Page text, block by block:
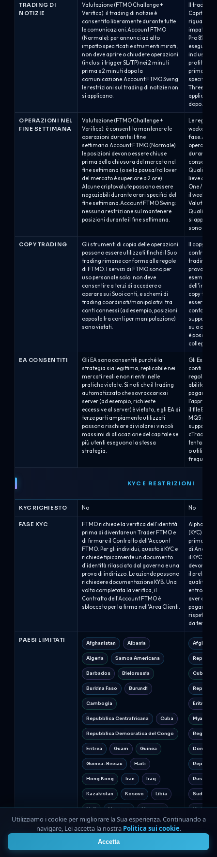
TRADING DI
NOTIZIE
Valutazione (FTMO Challenge +
Verifica): il trading di notizie è
consentito liberamente durante tutte
le comunicazioni.Account FTMO
(Normale): per annunci ad alto
impatto specificati e strumenti mirati,
non deve aprire o chiudere operazioni
(inclusi i trigger SL/TP) nei 2 minuti
prima e 2 minuti dopo la
comunicazione.Account FTMO Swing:
le restrizioni sul trading di notizie non
si applicano.
Il trading
Capital
riguardo a
impatto
Pro 8%/
eseguire
inclusi
profit)
prima e 2
Three
applica
dopo...
OPERAZIONI NEL
FINE SETTIMANA
Valutazione (FTMO Challenge +
Verifica): è consentito mantenere le
operazioni durante il fine
settimana.Account FTMO (Normale):
le posizioni devono essere chiuse
prima della chiusura del mercato nel
fine settimana (o se la pausa/rollover
del mercato è superiore a 2 ore).
Alcune criptovalute possono essere
negoziabili durante orari specifici del
fine settimana.Account FTMO Swing:
nessuna restrizione sul mantenere
posizioni durante il fine settimana.
Le regole
weekend
operazioni
durante la
lieve con
One /
il weekend
si
sono
COPY TRADING
Gli strumenti di copia delle operazioni
possono essere utilizzati finché il Suo
trading rimane conforme alle regole
di FTMO. I servizi di FTMO sono per
uso personale solo: non deve
consentire a terzi di accedere o
operare sui Suoi conti, e schemi di
trading coordinati/manipolativi tra
conti connessi (ad esempio, posizioni
opposte tra conti per manipolazione)
sono vietati.
Il copy
trading
prova di
esempio,
copy
essere
conto
su o da
è
collegato
EA CONSENTITI
Gli EA sono consentiti purché la
strategia sia legittima, replicabile nei
mercati reali e non rientri nelle
pratiche vietate. Si noti che il trading
automatizzato che sovraccarica i
server (ad esempio, richieste
eccessive al server) è vietato, e gli EA di
terze parti ampiamente utilizzati
possono rischiare di violare i vincoli
massimi di allocazione del capitale se
più utenti eseguono la stessa
strategia.
Gli Expert
conti MT5,
regole di
abilitare la
il file EX5
MQ5 per
supportati
cTrader.
tentano di
o
KYC E RESTRIZIONI
KYC RICHIESTO No No
FASE KYC
FTMO richiede la verifica dell'identità
prima di diventare un Trader FTMO e
di firmare il Contratto dell'Account
FTMO. Per gli individui, questo è KYC e
richiede tipicamente un documento
d'identità rilasciato dal governo e una
prova di indirizzo. Le aziende possono
richiedere documentazione KYB. Una
volta completata la verifica, il
Contratto dell'Account FTMO è
sbloccato per la firma nell'Area Clienti.
Alpha
(KYC)
prima di
di
il KYC
devono
il prelievo/
qualificate
entro un
aver
rispetto
da terzi
PAESI LIMITATI Afghanistan Albania
Algeria Samoa Americana
Barbados Bielorussia
Burkina Faso Burundi
Cambogia
Repubblica Centrafricana Cuba
Repubblica Democratica del Congo
Eritrea Guam Guinea
Guinea-Bissau Haiti
Hong Kong Iran Iraq
Kazakistan Kosovo Libia
Mali Marocco Myanmar
Nicaragua Corea del Nord
Pakistan
Cuba
Eritrea
Myanmar
Regioni
Donetsk
Russia
Sudan
Vietnam
Utilizziamo i cookie per migliorare la Sua esperienza. Continuando a
navigare, Lei accetta la nostra Politica sui cookie.
Accetta